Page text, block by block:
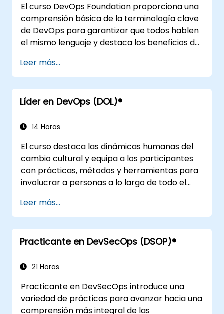
ingeniería en DevOps.
El curso DevOps Foundation proporciona una
comprensión básica de la terminología clave
de DevOps para garantizar que todos hablen
el mismo lenguaje y destaca los beneficios de
organizacional.
Leer más...
Líder en DevOps (DOL)®
14 Horas
El curso destaca las dinámicas humanas del
cambio cultural y equipa a los participantes
con prácticas, métodos y herramientas para
involucrar a personas a lo largo de todo el
escenarios reales y estudios de caso. Al
finalizar el curso, los participantes contarán
con elementos concretos para aprovechar al
regresar a la oficina, como la comprensión
Leer más...
Practicante en DevSecOps (DSOP)®
21 Horas
Practicante en DevSecOps introduce una
variedad de prácticas para avanzar hacia una
comprensión más integral de las